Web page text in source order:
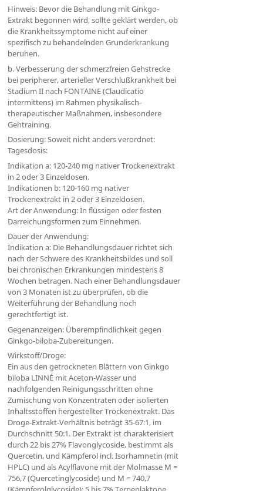
Hinweis: Bevor die Behandlung mit Ginkgo-
Extrakt begonnen wird, sollte geklärt werden, ob
die Krankheitssymptome nicht auf einer
spezifisch zu behandelnden Grunderkrankung
beruhen.
b. Verbesserung der schmerzfreien Gehstrecke
bei peripherer, arterieller Verschlußkrankheit bei
Stadium II nach FONTAINE (Claudicatio
intermittens) im Rahmen physikalisch-
therapeutischer Maßnahmen, insbesondere
Gehtraining.
Dosierung: Soweit nicht anders verordnet:
Tagesdosis:
Indikation a: 120-240 mg nativer Trockenextrakt
in 2 oder 3 Einzeldosen.
Indikationen b: 120-160 mg nativer
Trockenextrakt in 2 oder 3 Einzeldosen.
Art der Anwendung: In flüssigen oder festen
Darreichungsformen zum Einnehmen.
Dauer der Anwendung:
Indikation a: Die Behandlungsdauer richtet sich
nach der Schwere des Krankheitsbildes und soll
bei chronischen Erkrankungen mindestens 8
Wochen betragen. Nach einer Behandlungsdauer
von 3 Monaten ist zu überprüfen, ob die
Weiterführung der Behandlung noch
gerechtfertigt ist.
Gegenanzeigen: Überempfindlichkeit gegen
Ginkgo-biloba-Zubereitungen.
Wirkstoff/Droge:
Ein aus den getrockneten Blättern von Ginkgo
biloba LINNÉ mit Aceton-Wasser und
nachfolgenden Reinigungsschritten ohne
Zumischung von Konzentraten oder isolierten
Inhaltsstoffen hergestellter Trockenextrakt. Das
Droge-Extrakt-Verhältnis beträgt 35-67:1, im
Durchschnitt 50:1. Der Extrakt ist charakterisiert
durch 22 bis 27% Flavonglycoside, bestimmt als
Quercetin, und Kämpferol incl. Isorhamnetin (mit
HPLC) und als Acylflavone mit der Molmasse M =
756,7 (Quercetinglycoside) und M = 740,7